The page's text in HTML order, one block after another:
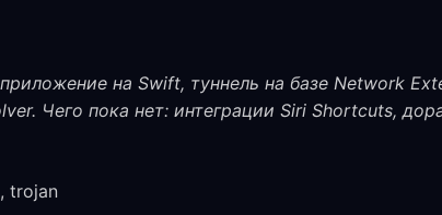
на Swift, туннель на базе Network
Чего пока нет: интеграции Siri Shortcuts,
trojan